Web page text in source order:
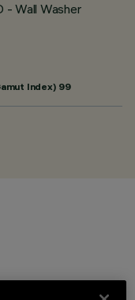
- Wall Washer
Index) 99